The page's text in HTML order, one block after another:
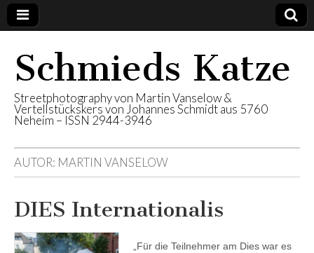
Schmieds Katze
Streetphotography von Martin Vanselow &
Vertellstückskers von Johannes Schmidt aus 5760
Neheim – ISSN 2944-3946
AUTOR: MARTIN VANSELOW
DIES Internationalis
„Für die Teilnehmer am Dies war es